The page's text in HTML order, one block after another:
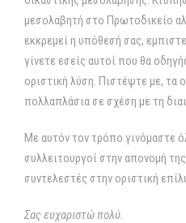
μεσολαβητή στο Πρωτοδικείο
εκκρεμεί η υπόθεσή σας,
γίνετε εσείς αυτοί που θα
οριστική λύση. Πιστέψτε με, τα
πολλαπλάσια σε σχέση με τη
Με αυτόν τον τρόπο γινόμαστε
συλλειτουργοί στην απονομή
συντελεστές στην οριστική
Σας ευχαριστώ πολύ.